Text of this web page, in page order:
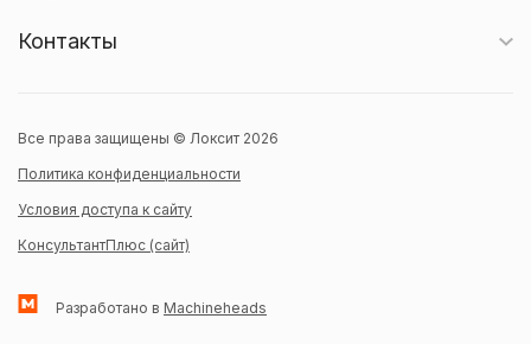
Контакты
Все права защищены © Локсит 2026
Политика конфиденциальности
Условия доступа к сайту
КонсультантПлюс (сайт)
Разработано в Machineheads